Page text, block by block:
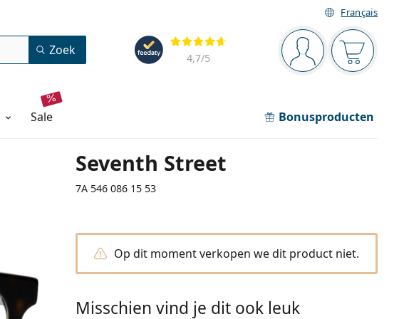
Français
Navigatie
Je bent ingelogd
Jouw
Beoordelingen
4,7/5
Zoek
sale Bonusproducten
Seventh Street
7A 546 086 15 53
Op dit moment verkopen we dit product niet.
Misschien vind je dit ook leuk